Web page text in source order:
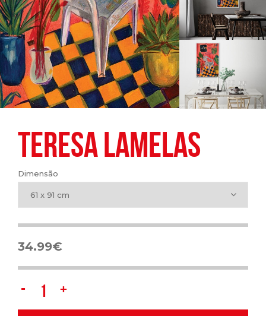
TERESA LAMELAS
Dimensão
61 x 91 cm
34.99€
Teresa
Lamelas